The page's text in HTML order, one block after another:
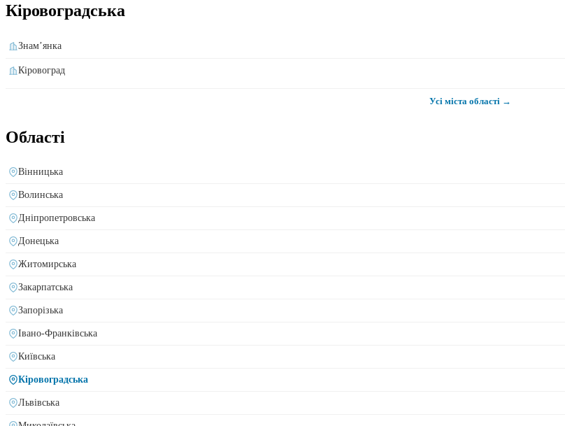
Кіровоградська
Знам’янка
Кіровоград
Усі міста області →
Області
Вінницька
Волинська
Дніпропетровська
Донецька
Житомирська
Закарпатська
Запорізька
Івано-Франківська
Київська
Кіровоградська
Львівська